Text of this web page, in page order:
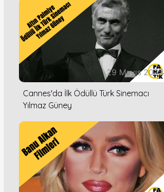
29 Mayıs 2023
Cannes'da İlk Ödüllü Türk Sinemacı
Yılmaz Güney